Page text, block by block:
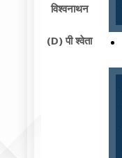
विश्वनाथन
(D)पी श्वेता